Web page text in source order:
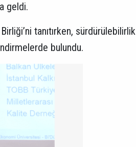
geldi.
tanıtırken, sürdürülebilirlik
bulundu.